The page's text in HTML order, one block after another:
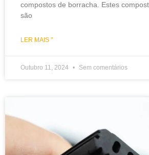
compostos de borracha. Estes
são
LER MAIS "
Outubro 11, 2024 Sem comentários